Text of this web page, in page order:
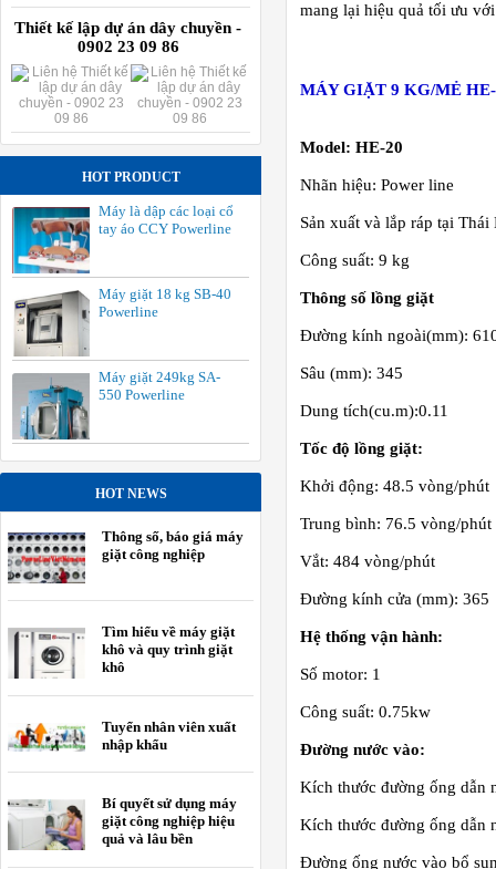
Thiết kế lập dự án dây chuyền -
0902 23 09 86
HOT PRODUCT
Máy là dập các loại cổ
tay áo CCY Powerline
Máy giặt 18 kg SB-40
Powerline
Máy giặt 249kg SA-
550 Powerline
HOT NEWS
Thông số, báo giá máy
giặt công nghiệp
Tìm hiểu về máy giặt
khô và quy trình giặt
khô
Tuyển nhân viên xuất
nhập khẩu
Bí quyết sử dụng máy
giặt công nghiệp hiệu
quả và lâu bền
mang lại hiệu quả tối ưu
MÁY GIẶT 9 KG/MẺ
Model: HE-20
Nhãn hiệu: Power line
Sản xuất và lắp ráp tại Thái
Công suất: 9 kg
Thông số lồng giặt
Đường kính ngoài(mm):
Sâu (mm): 345
Dung tích(cu.m):0.11
Tốc độ lồng giặt:
Khởi động: 48.5 vòng/phút
Trung bình: 76.5 vòng/phút
Vắt: 484 vòng/phút
Đường kính cửa (mm): 365
Hệ thống vận hành:
Số motor: 1
Công suất: 0.75kw
Đường nước vào:
Kích thước đường ống dẫn
Kích thước đường ống dẫn
Đường ống nước vào bổ